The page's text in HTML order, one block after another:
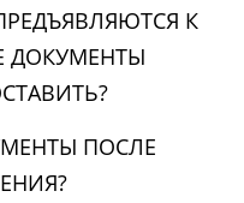
К
ДОКУМЕНТЫ
ПОСЛЕ